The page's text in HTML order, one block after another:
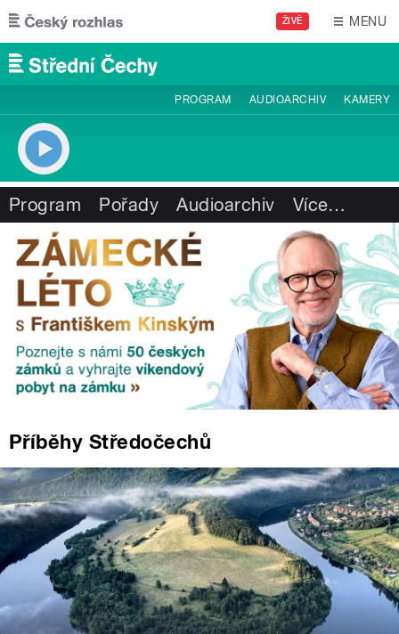
Přejít k hlavnímu obsahu
ŽIVĚ MENU
PROGRAM AUDIOARCHIV KAMERY
Program Pořady Audioarchiv Více…
Příběhy Středočechů